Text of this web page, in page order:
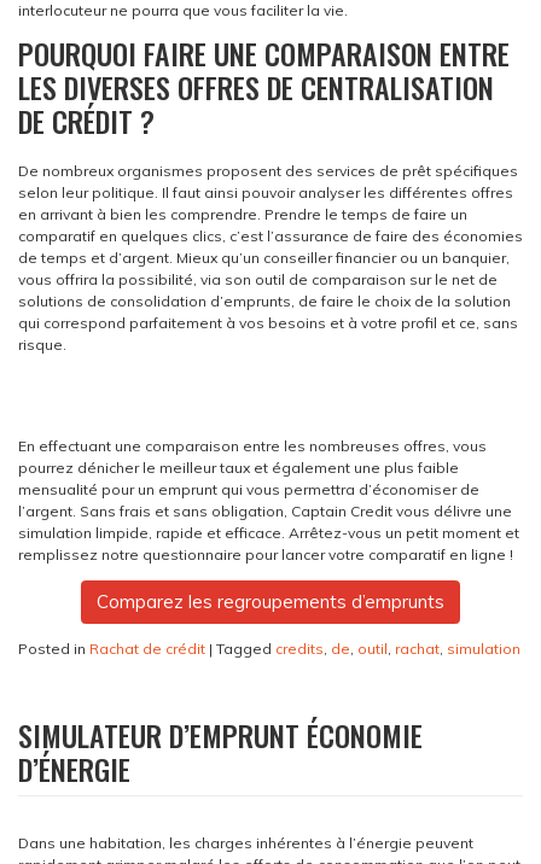
interlocuteur ne pourra que vous faciliter la vie.
POURQUOI FAIRE UNE COMPARAISON ENTRE
LES DIVERSES OFFRES DE CENTRALISATION
DE CRÉDIT ?
De nombreux organismes proposent des services de prêt spécifiques
selon leur politique. Il faut ainsi pouvoir analyser les différentes offres
en arrivant à bien les comprendre. Prendre le temps de faire un
comparatif en quelques clics, c’est l’assurance de faire des économies
de temps et d’argent. Mieux qu’un conseiller financier ou un banquier,
vous offrira la possibilité, via son outil de comparaison sur le net de
solutions de consolidation d’emprunts, de faire le choix de la solution
qui correspond parfaitement à vos besoins et à votre profil et ce, sans
risque.
En effectuant une comparaison entre les nombreuses offres, vous
pourrez dénicher le meilleur taux et également une plus faible
mensualité pour un emprunt qui vous permettra d’économiser de
l’argent. Sans frais et sans obligation, Captain Credit vous délivre une
simulation limpide, rapide et efficace. Arrêtez-vous un petit moment et
remplissez notre questionnaire pour lancer votre comparatif en ligne !
Comparez les regroupements d’emprunts
Posted in Rachat de crédit | Tagged credits, de, outil, rachat, simulation
SIMULATEUR D’EMPRUNT ÉCONOMIE
D’ÉNERGIE
Dans une habitation, les charges inhérentes à l’énergie peuvent